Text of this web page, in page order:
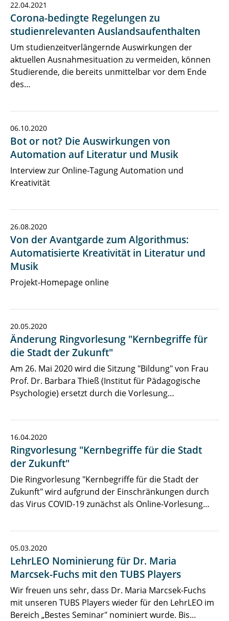
22.04.2021
Corona-bedingte Regelungen zu
studienrelevanten Auslandsaufenthalten
Um studienzeitverlängernde Auswirkungen der
aktuellen Ausnahmesituation zu vermeiden, können
Studierende, die bereits unmittelbar vor dem Ende
des…
06.10.2020
Bot or not? Die Auswirkungen von
Automation auf Literatur und Musik
Interview zur Online-Tagung Automation und
Kreativität
26.08.2020
Von der Avantgarde zum Algorithmus:
Automatisierte Kreativität in Literatur und
Musik
Projekt-Homepage online
20.05.2020
Änderung Ringvorlesung "Kernbegriffe für
die Stadt der Zukunft"
Am 26. Mai 2020 wird die Sitzung "Bildung" von Frau
Prof. Dr. Barbara Thieß (Institut für Pädagogische
Psychologie) ersetzt durch die Vorlesung…
16.04.2020
Ringvorlesung "Kernbegriffe für die Stadt
der Zukunft"
Die Ringvorlesung "Kernbegriffe für die Stadt der
Zukunft" wird aufgrund der Einschränkungen durch
das Virus COVID-19 zunächst als Online-Vorlesung…
05.03.2020
LehrLEO Nominierung für Dr. Maria
Marcsek-Fuchs mit den TUBS Players
Wir freuen uns sehr, dass Dr. Maria Marcsek-Fuchs
mit unseren TUBS Players wieder für den LehrLEO im
Bereich „Bestes Seminar" nominiert wurde. Bis…